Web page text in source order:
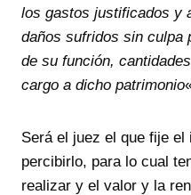
los gastos justificados y
daños sufridos sin culpa
de su función,
cargo a dicho patrimonio
Será el juez el que fije
percibirlo, para lo cual
realizar y el valor y la